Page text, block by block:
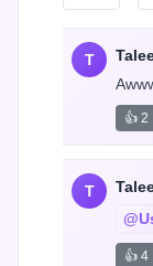
T
👍 2
T
👍 4